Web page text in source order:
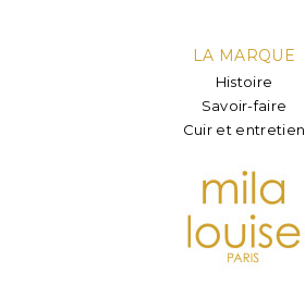
LA MARQUE
Histoire
Savoir-faire
Cuir et entretien